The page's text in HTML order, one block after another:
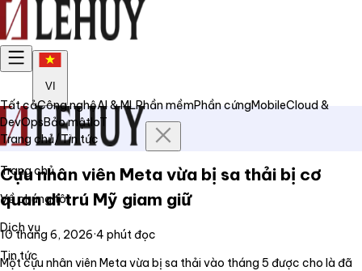
VI
Trang chủ
Về chúng tôi
Dịch vụ
Tin tức
Tất cảCông nghệAI & MLPhần mềmPhần cứngMobileCloud &
DevOpsBảo mậtIoT
Trang chủ/Tin tức
Cựu nhân viên Meta vừa bị sa thải bị cơ
quan di trú Mỹ giam giữ
10 tháng 6, 2026·4 phút đọc
Một cựu nhân viên Meta vừa bị sa thải vào tháng 5 được cho là đã